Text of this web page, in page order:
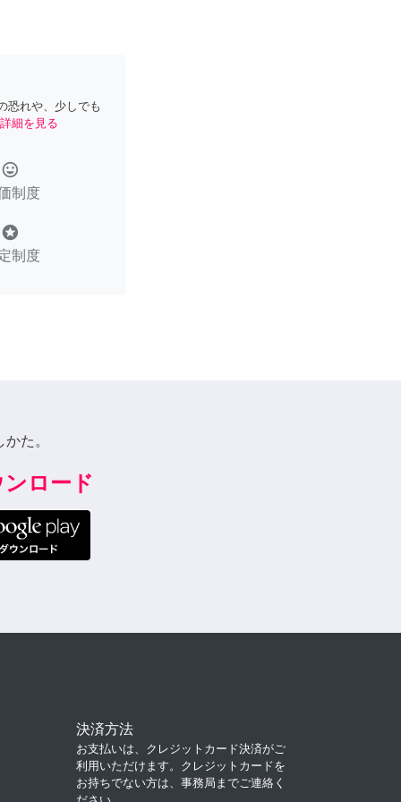
恐れや、少しでも
詳細を見る
tag_faces
制度
stars
制度
た。
ロード
決済方法
お支払いは、クレジットカード決済がご
利用いただけます。クレジットカードを
お持ちでない方は、事務局までご連絡く